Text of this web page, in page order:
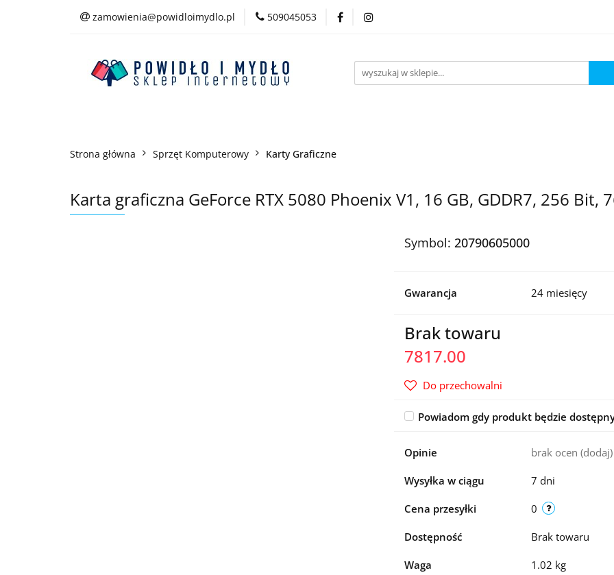
zamowienia@powidloimydlo.pl 509045053
Strona główna Sprzęt Komputerowy Karty Graficzne
Karta graficzna GeForce RTX 5080 Phoenix V1, 16 GB, GDDR7, 256 Bit,
Symbol: 20790605000
Gwarancja 24 miesięcy
Brak towaru
7817.00
Do przechowalni
Powiadom gdy produkt będzie
Opinie brak ocen (dodaj)
Wysyłka w ciągu 7 dni
Cena przesyłki 0
Dostępność Brak towaru
Waga 1.02 kg